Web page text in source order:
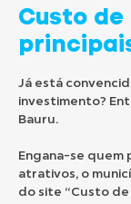
Custo
Já está
investimento?
Bauru.
Engana-se quem
atrativos, o
do site “Custo de